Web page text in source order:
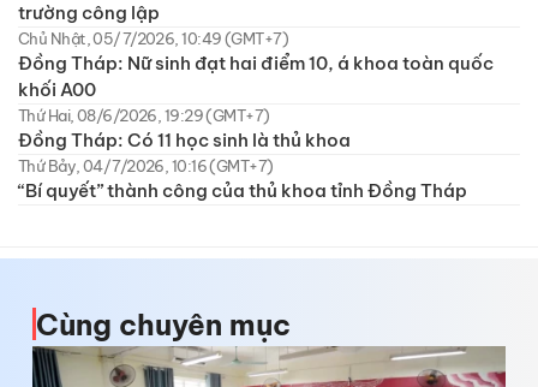
trường công lập
Chủ Nhật, 05/7/2026, 10:49 (GMT+7)
Đồng Tháp: Nữ sinh đạt hai điểm 10, á khoa toàn quốc
khối A00
Thứ Hai, 08/6/2026, 19:29 (GMT+7)
Đồng Tháp: Có 11 học sinh là thủ khoa
Thứ Bảy, 04/7/2026, 10:16 (GMT+7)
“Bí quyết” thành công của thủ khoa tỉnh Đồng Tháp
Cùng chuyên mục